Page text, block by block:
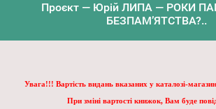
Проєкт — Юрій ЛИПА — РОКИ
БЕЗПАМ’ЯТСТВА?..
Увага!!! Вартість видань вказаних у каталозі-
При зміні вартості книжок, Вам буде